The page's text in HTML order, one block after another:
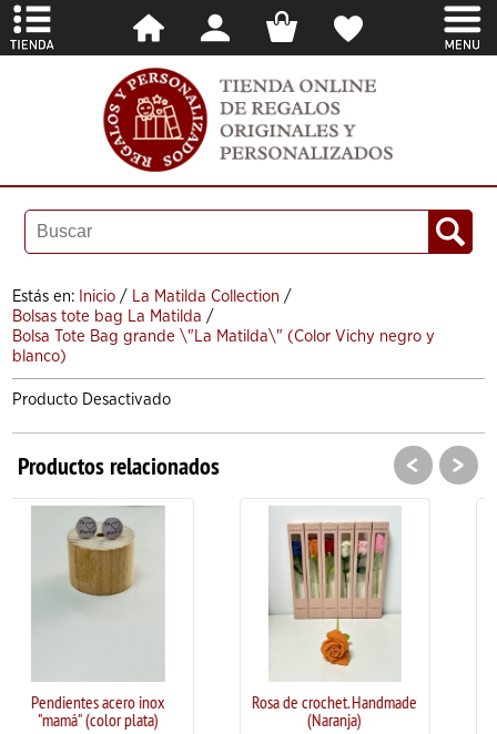
Estás en: Inicio / La Matilda Collection /
Bolsas tote bag La Matilda /
Bolsa Tote Bag grande \"La Matilda\" (Color Vichy negro y
blanco)
Producto Desactivado
Productos relacionados
inox
plata)
Rosa de crochet. Handmade
Pendientes acero
< >